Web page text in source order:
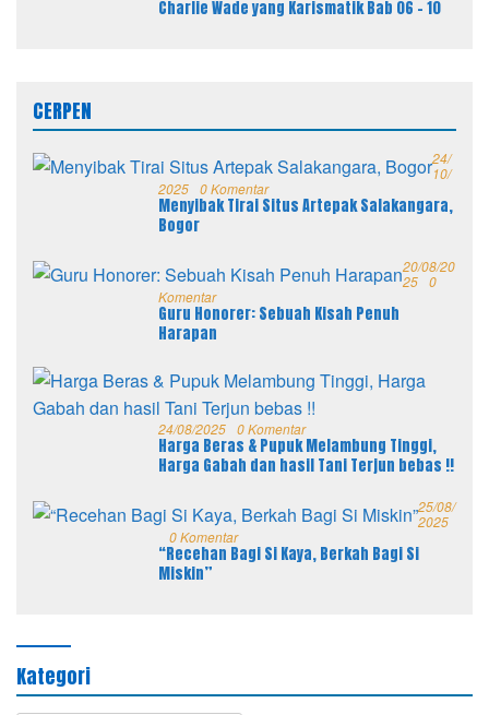
Charlie Wade yang Karismatik Bab 06 – 10
CERPEN
24/
10/
2025 0 Komentar
Menyibak Tirai Situs Artepak Salakangara,
Bogor
20/08/20
25 0
Komentar
Guru Honorer: Sebuah Kisah Penuh
Harapan
24/08/2025 0 Komentar
Harga Beras & Pupuk Melambung Tinggi,
Harga Gabah dan hasil Tani Terjun bebas !!
25/08/
2025
0 Komentar
“Recehan Bagi Si Kaya, Berkah Bagi Si
Miskin”
Kategori